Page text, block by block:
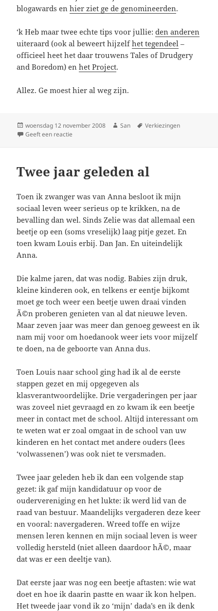
blogawards enhier ziet ge de genomineerden.
‘k Heb maar twee echte tips voor jullie:den anderen
uiteraard (ook al beweert hijzelfhet tegendeel –
officieel heet het daar trouwens Tales of Drudgery
and Boredom) enhet Project.
Allez. Ge moest hier al weg zijn.
Geplaatst
op
woensdag 12 november 2008 Auteur
San Tags
Verkiezingen
Geeft een reactie
Twee jaar geleden al
Toen ik zwanger was van Anna besloot ik mijn
sociaal leven weer serieus op te krikken, na de
bevalling dan wel. Sinds Zelie was dat allemaal een
beetje op een (soms vreselijk) laag pitje gezet. En
toen kwam Louis erbij. Dan Jan. En uiteindelijk
Anna.
Die kalme jaren, dat was nodig. Babies zijn druk,
kleine kinderen ook, en telkens er eentje bijkomt
moet ge toch weer een beetje uwen draai vinden
Ã©n proberen genieten van al dat nieuwe leven.
Maar zeven jaar was meer dan genoeg geweest en ik
nam mij voor om hoedanook weer iets voor mijzelf
te doen, na de geboorte van Anna dus.
Toen Louis naar school ging had ik al de eerste
stappen gezet en mij opgegeven als
klasverantwoordelijke. Drie vergaderingen per jaar
was zoveel niet gevraagd en zo kwam ik een beetje
meer in contact met de school. Altijd interessant om
te weten wat er zoal omgaat in de school van uw
kinderen en het contact met andere ouders (lees
‘volwassenen’) was ook niet te versmaden.
Twee jaar geleden heb ik dan een volgende stap
gezet: ik gaf mijn kandidatuur op voor de
oudervereniging en het lukte: ik werd lid van de
raad van bestuur. Maandelijks vergaderen deze keer
en vooral: navergaderen. Wreed toffe en wijze
mensen leren kennen en mijn sociaal leven is weer
volledig hersteld (niet alleen daardoor hÃ©, maar
dat was er een deeltje van).
Dat eerste jaar was nog een beetje aftasten: wie wat
doet en hoe ik daarin pastte en waar ik kon helpen.
Het tweede jaar vond ik zo ‘mijn’ dada’s en ik denk